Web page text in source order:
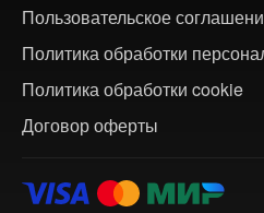
Пользовательское
Политика обработки
Политика обработки cookie
Договор оферты